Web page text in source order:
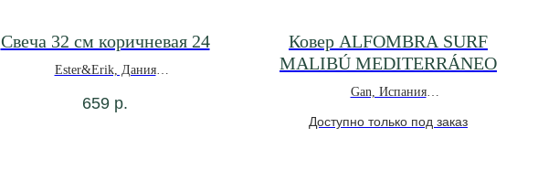
Свеча 32 см коричневая 24
Ester&Erik, Дания
659 р.
Ковер ALFOMBRA SURF
MALIBÚ MEDITERRÁNEO
Gan, Испания